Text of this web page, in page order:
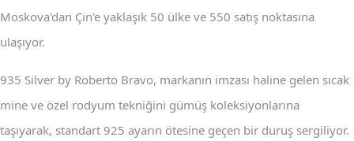
Moskova'dan Çin'e yaklaşık 50 ülke ve 550 satış noktasına
ulaşıyor.
935 Silver by Roberto Bravo, markanın imzası haline gelen sıcak
mine ve özel rodyum tekniğini gümüş koleksiyonlarına
taşıyarak, standart 925 ayarın ötesine geçen bir duruş sergiliyor.